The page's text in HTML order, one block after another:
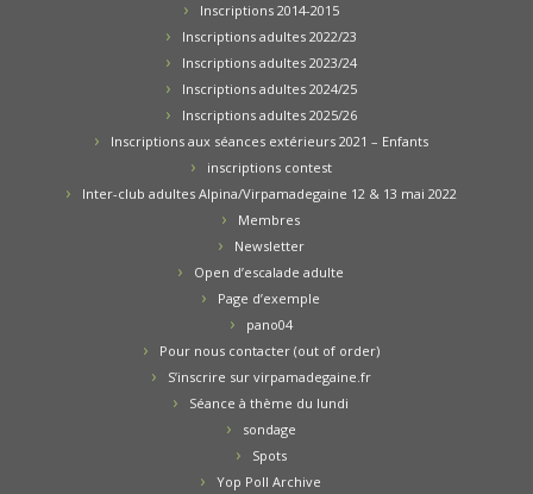
Inscriptions 2014-2015
Inscriptions adultes 2022/23
Inscriptions adultes 2023/24
Inscriptions adultes 2024/25
Inscriptions adultes 2025/26
Inscriptions aux séances extérieurs 2021 – Enfants
inscriptions contest
Inter-club adultes Alpina/Virpamadegaine 12 & 13 mai 2022
Membres
Newsletter
Open d’escalade adulte
Page d’exemple
pano04
Pour nous contacter (out of order)
S’inscrire sur virpamadegaine.fr
Séance à thème du lundi
sondage
Spots
Yop Poll Archive